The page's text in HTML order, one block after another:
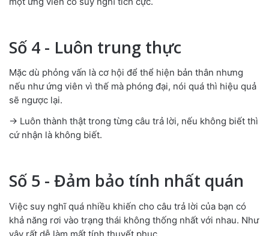
Số 4 - Luôn trung thực
Mặc dù phỏng vấn là cơ hội để thể hiện bản thân nhưng
nếu như ứng viên vì thế mà phóng đại, nói quá thì hiệu quả
sẽ ngược lại.
→ Luôn thành thật trong từng câu trả lời, nếu không biết thì
cứ nhận là không biết.
Số 5 - Đảm bảo tính nhất quán
Việc suy nghĩ quá nhiều khiến cho câu trả lời của bạn có
khả năng rơi vào trạng thái không thống nhất với nhau. Như
vậy rất dễ làm mất tính thuyết phục.